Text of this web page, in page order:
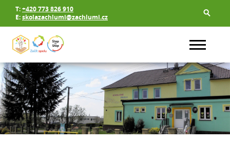
T:+420 773 826 910
E:skolazachlumi@zachlumi.cz